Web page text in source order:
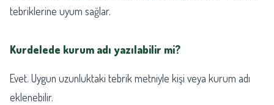
tebriklerine uyum sağlar.
Kurdelede kurum adı yazılabilir mi?
Evet. Uygun uzunluktaki tebrik metniyle kişi veya kurum adı
eklenebilir.